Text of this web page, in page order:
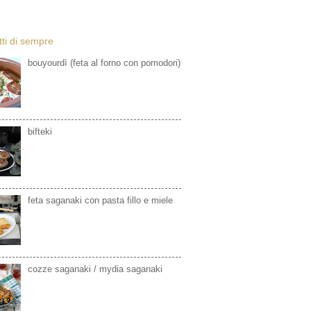
di sempre
bouyourdì (feta al forno con pomodori)
bifteki
feta saganaki con pasta fillo e miele
cozze saganaki / mydia saganaki